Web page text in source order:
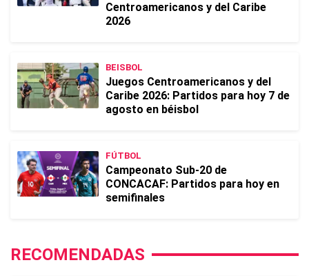
Centroamericanos y del Caribe
2026
BEISBOL
Juegos Centroamericanos y del
Caribe 2026: Partidos para hoy 7 de
agosto en béisbol
FÚTBOL
Campeonato Sub-20 de
CONCACAF: Partidos para hoy en
semifinales
RECOMENDADAS